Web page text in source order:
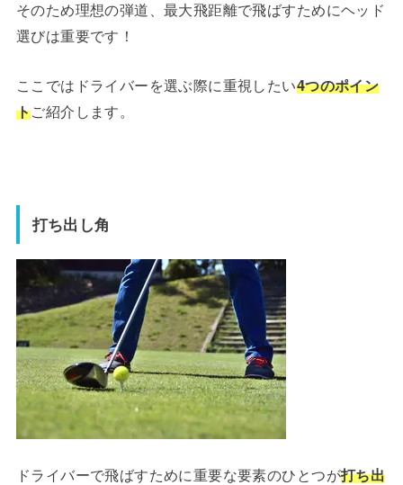
そのため理想の弾道、最大飛距離で飛ばすためにヘッド
選びは重要です！
ここではドライバーを選ぶ際に重視したい4つのポイン
トご紹介します。
打ち出し角
ドライバーで飛ばすために重要な要素のひとつが打ち出